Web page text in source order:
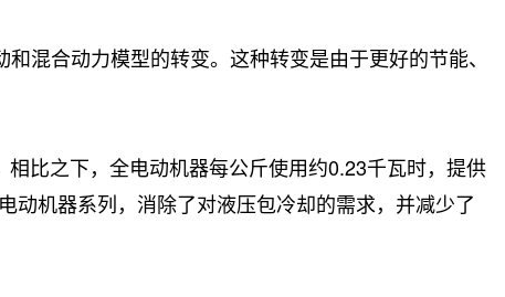
混合动力模型的转变。这种转变是由于更好的节能、
比之下，全电动机器每公斤使用约0.23千瓦时，提供
动机器系列，消除了对液压包冷却的需求，并减少了